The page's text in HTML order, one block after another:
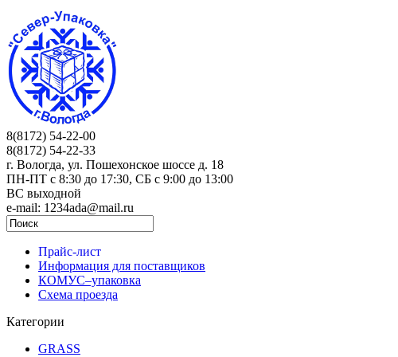
8(8172) 54-22-00
8(8172) 54-22-33
г. Вологда, ул. Пошехонское шоссе д. 18
ПН-ПТ c 8:30 до 17:30, СБ с 9:00 до 13:00
ВС выходной
e-mail: 1234ada@mail.ru
Прайс-лист
Информация для поставщиков
КОМУС–упаковка
Схема проезда
Категории
GRASS